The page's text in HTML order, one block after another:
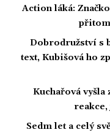
Action láká:
Dobrodružství s
text, Kubišová ho
Kuchařová
reakce,
Sedm let a celý